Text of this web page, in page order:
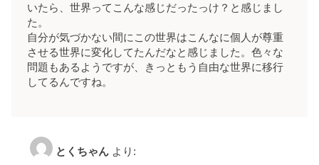
いたら、世界ってこんな感じだったっけ？と感じまし
た。
自分が気づかない間にこの世界はこんなに個人が尊重
させる世界に変化してたんだなと感じました。色々な
問題もあるようですが、きっともう自由な世界に移行
してるんですね。
とくちゃん より: